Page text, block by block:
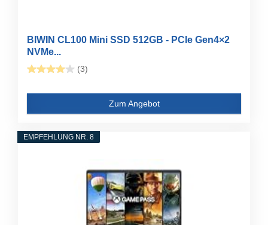
BIWIN CL100 Mini SSD 512GB - PCIe Gen4×2
NVMe...
(3)
Zum Angebot
EMPFEHLUNG NR. 8